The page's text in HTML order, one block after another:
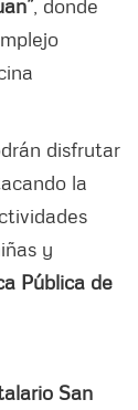
, donde
disfrutar
la
y
Pública de
San